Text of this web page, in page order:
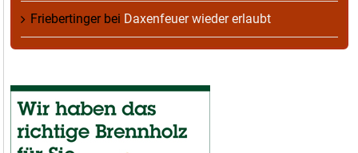
Friebertingerbei Daxenfeuer wieder erlaubt